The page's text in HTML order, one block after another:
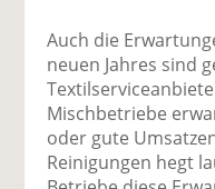
Auch die
neuen Jahres sind
Mischbetriebe
oder gute
Reinigungen hegt